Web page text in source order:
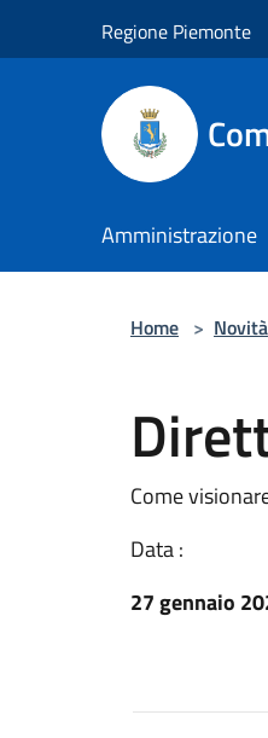
Regione Piemonte
Amministrazione
Home > Novità
Come
Data :
27 gennaio